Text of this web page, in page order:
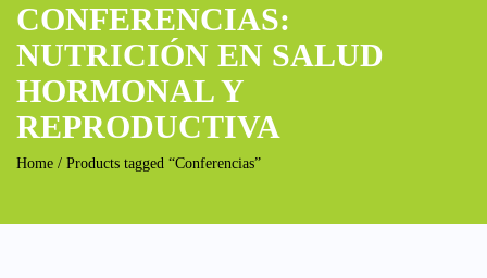
CONFERENCIAS:
NUTRICIÓN EN SALUD
HORMONAL Y
REPRODUCTIVA
Home / Products tagged “Conferencias”